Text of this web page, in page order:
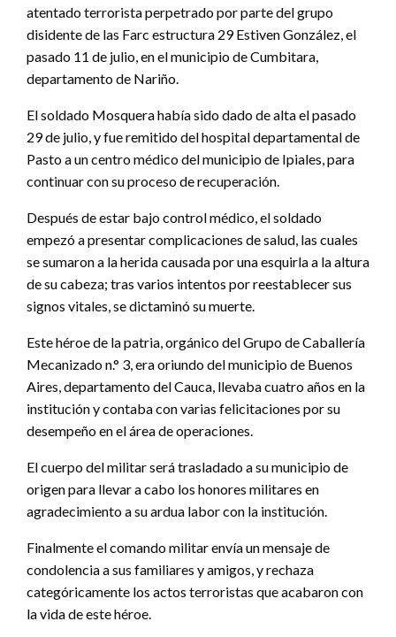
atentado terrorista perpetrado por parte del grupo
disidente de las Farc estructura 29 Estiven González, el
pasado 11 de julio, en el municipio de Cumbitara,
departamento de Nariño.
El soldado Mosquera había sido dado de alta el pasado
29 de julio, y fue remitido del hospital departamental de
Pasto a un centro médico del municipio de Ipiales, para
continuar con su proceso de recuperación.
Después de estar bajo control médico, el soldado
empezó a presentar complicaciones de salud, las cuales
se sumaron a la herida causada por una esquirla a la altura
de su cabeza; tras varios intentos por reestablecer sus
signos vitales, se dictaminó su muerte.
Este héroe de la patria, orgánico del Grupo de Caballería
Mecanizado n.° 3, era oriundo del municipio de Buenos
Aires, departamento del Cauca, llevaba cuatro años en la
institución y contaba con varias felicitaciones por su
desempeño en el área de operaciones.
El cuerpo del militar será trasladado a su municipio de
origen para llevar a cabo los honores militares en
agradecimiento a su ardua labor con la institución.
Finalmente el comando militar envía un mensaje de
condolencia a sus familiares y amigos, y rechaza
categóricamente los actos terroristas que acabaron con
la vida de este héroe.